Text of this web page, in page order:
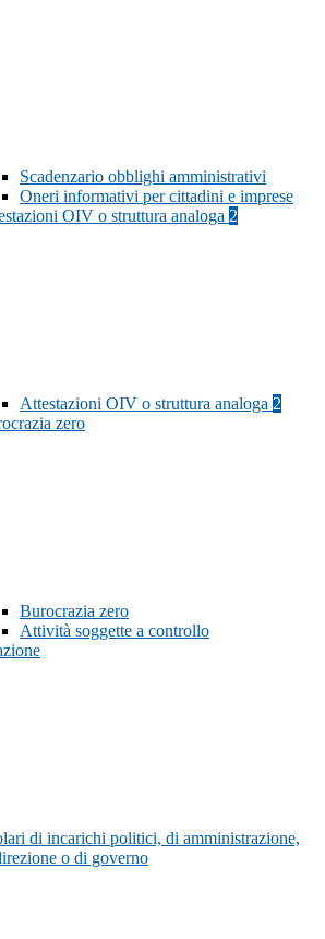
Scadenzario obblighi amministrativi
Oneri informativi per cittadini e imprese
OIV o struttura analoga 2
Attestazioni OIV o struttura analoga 2
zero
Burocrazia zero
Attività soggette a controllo
di incarichi politici, di amministrazione,
o di governo